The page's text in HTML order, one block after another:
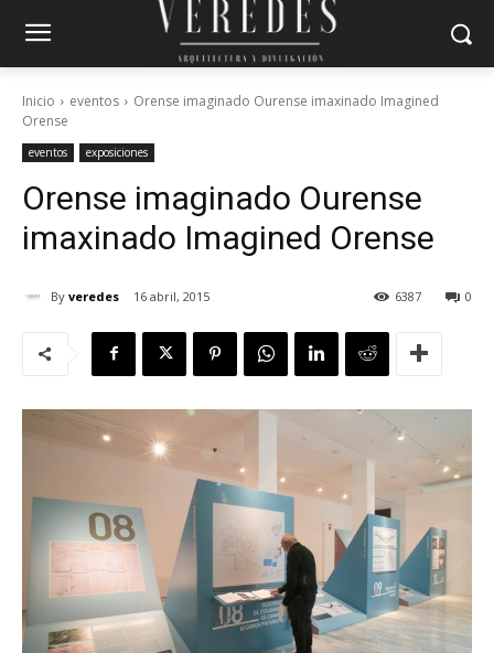
Inicio eventos
Orense imaginado Ourense imaxinado Imagined
Orense
eventos exposiciones
Orense imaginado Ourense
imaxinado Imagined Orense
By veredes 16 abril, 2015 0
6387